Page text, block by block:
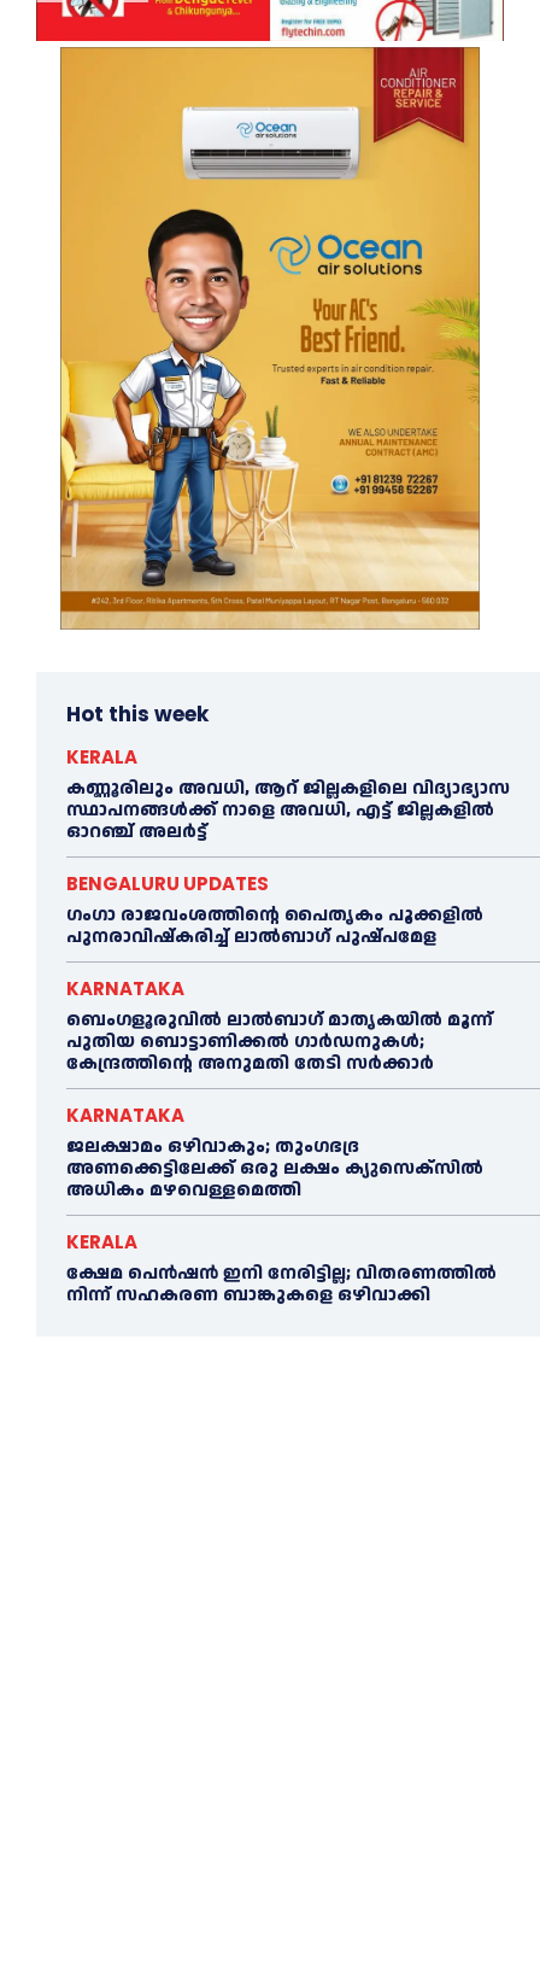
Hot this week
KERALA
കണ്ണൂരിലും അവധി, ആറ് ജില്ലകളിലെ വിദ്യാഭ്യാസ
സ്ഥാപനങ്ങൾക്ക് നാളെ അവധി, എട്ട് ജില്ലകളിൽ
ഓറഞ്ച് അലർട്ട്
BENGALURU UPDATES
ഗംഗാ രാജവംശത്തിന്റെ പൈതൃകം പൂക്കളിൽ
പുനരാവിഷ്‌കരിച്ച് ലാൽബാഗ് പുഷ്പമേള
KARNATAKA
ബെംഗളൂരുവിൽ ലാൽബാഗ് മാതൃകയിൽ മൂന്ന്
പുതിയ ബൊട്ടാണിക്കൽ ഗാർഡനുകൾ;
കേന്ദ്രത്തിന്റെ അനുമതി തേടി സർക്കാർ
KARNATAKA
ജലക്ഷാമം ഒഴിവാകും; തുംഗഭദ്ര
അണക്കെട്ടിലേക്ക് ഒരു ലക്ഷം ക്യുസെക്സില്‍
അധികം മഴവെള്ളമെത്തി
KERALA
ക്ഷേമ പെൻഷൻ ഇനി നേരിട്ടില്ല; വിതരണത്തിൽ
നിന്ന് സഹകരണ ബാങ്കുകളെ ഒഴിവാക്കി